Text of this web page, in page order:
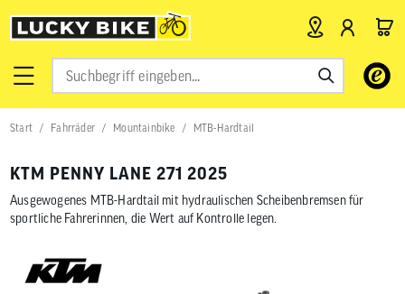
Verwende
Pfeile
nach
das
Start Fahrräder Mountainbike MTB-Hardtail
KTM PENNY LANE 271 2025
Ausgewogenes MTB-Hardtail mit hydraulischen Scheibenbremsen für
sportliche Fahrerinnen, die Wert auf Kontrolle legen.